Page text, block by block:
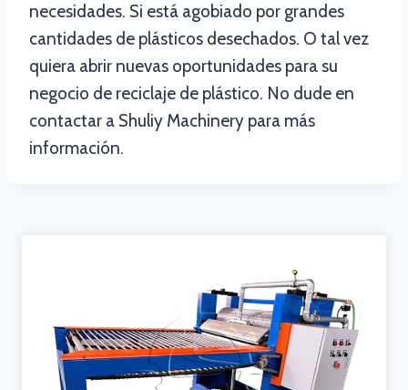
necesidades. Si está agobiado por grandes
cantidades de plásticos desechados. O tal vez
quiera abrir nuevas oportunidades para su
negocio de reciclaje de plástico. No dude en
contactar a Shuliy Machinery para más
información.